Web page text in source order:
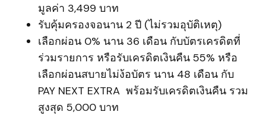
มูลค่า 3,499 บาท
รับคุ้มครองจอนาน 2 ปี (ไม่รวมอุบัติเหตุ)
เลือกผ่อน 0% นาน 36 เดือน กับบัตรเครดิตที่
ร่วมรายการ หรือรับเครดิตเงินคืน 55% หรือ
เลือกผ่อนสบายไม่ง้อบัตร นาน 48 เดือน กับ
PAY NEXT EXTRA พร้อมรับเครดิตเงินคืน รวม
สูงสุด 5,000 บาท